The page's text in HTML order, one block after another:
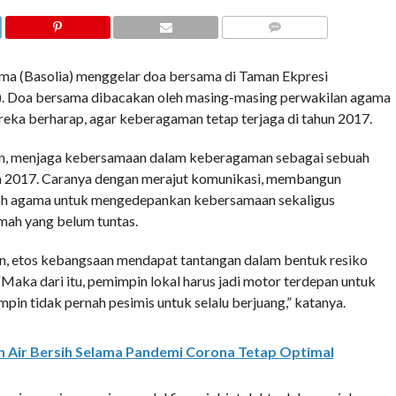
(Basolia) menggelar doa bersama di Taman Ekpresi
bersama dibacakan oleh masing-masing perwakilan agama
berharap, agar keberagaman tetap terjaga di tahun 2017.
kebersamaan dalam keberagaman sebagai sebuah
Caranya dengan merajut komunikasi, membangun
untuk mengedepankan kebersamaan sekaligus
yang belum tuntas.
etos kebangsaan mendapat tantangan dalam bentuk resiko
dari itu, pemimpin lokal harus jadi motor terdepan untuk
tidak pernah pesimis untuk selalu berjuang,” katanya.
Air Bersih Selama Pandemi Corona Tetap Optimal